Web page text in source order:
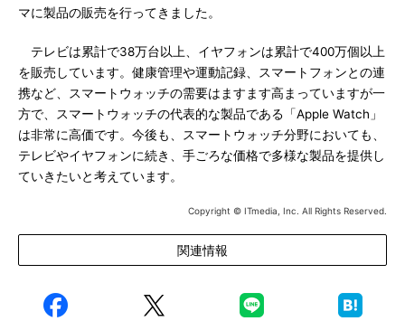
マに製品の販売を行ってきました。
テレビは累計で38万台以上、イヤフォンは累計で400万個以上
を販売しています。健康管理や運動記録、スマートフォンとの連
携など、スマートウォッチの需要はますます高まっていますが一
方で、スマートウォッチの代表的な製品である「Apple Watch」
は非常に高価です。今後も、スマートウォッチ分野においても、
テレビやイヤフォンに続き、手ごろな価格で多様な製品を提供し
ていきたいと考えています。
Copyright © ITmedia, Inc. All Rights Reserved.
関連情報